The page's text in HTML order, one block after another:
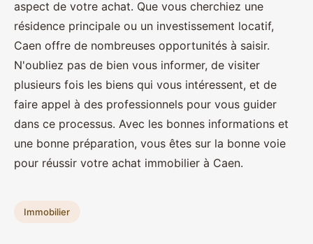
aspect de votre achat. Que vous cherchiez une
résidence principale ou un investissement locatif,
Caen offre de nombreuses opportunités à saisir.
N'oubliez pas de bien vous informer, de visiter
plusieurs fois les biens qui vous intéressent, et de
faire appel à des professionnels pour vous guider
dans ce processus. Avec les bonnes informations et
une bonne préparation, vous êtes sur la bonne voie
pour réussir votre achat immobilier à Caen.
Immobilier